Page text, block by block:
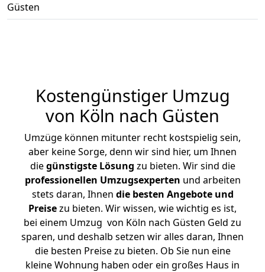
Güsten
Kostengünstiger Umzug
von Köln nach Güsten
Umzüge können mitunter recht kostspielig sein,
aber keine Sorge, denn wir sind hier, um Ihnen
diegünstigste Lösung zu bieten. Wir sind die
professionellen Umzugsexperten und arbeiten
stets daran, Ihnen die besten Angebote und
Preisezu bieten. Wir wissen, wie wichtig es ist,
bei einem Umzug von Köln nach Güsten Geld zu
sparen, und deshalb setzen wir alles daran, Ihnen
die besten Preise zu bieten. Ob Sie nun eine
kleine Wohnung haben oder ein großes Haus in